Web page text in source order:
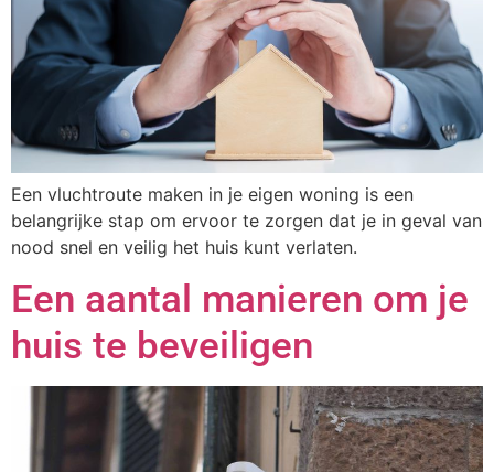
Een vluchtroute maken in je eigen woning is een
belangrijke stap om ervoor te zorgen dat je in geval van
nood snel en veilig het huis kunt verlaten.
Een aantal manieren om je
huis te beveiligen